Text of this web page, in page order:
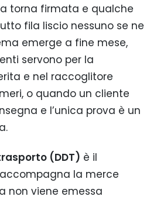
torna firmata e qualche
fila liscio nessuno se ne
emerge a fine mese,
servono per la
e nel raccoglitore
o quando un cliente
e l’unica prova è un
(DDT) è il
la merce
non viene emessa